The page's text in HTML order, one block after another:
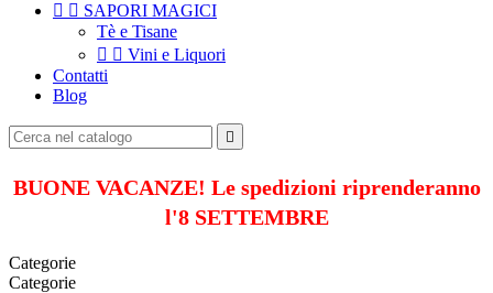
  SAPORI MAGICI
Tè e Tisane
  Vini e Liquori
Contatti
Blog

BUONE VACANZE! Le spedizioni riprenderanno
l'8 SETTEMBRE
Categorie
Categorie